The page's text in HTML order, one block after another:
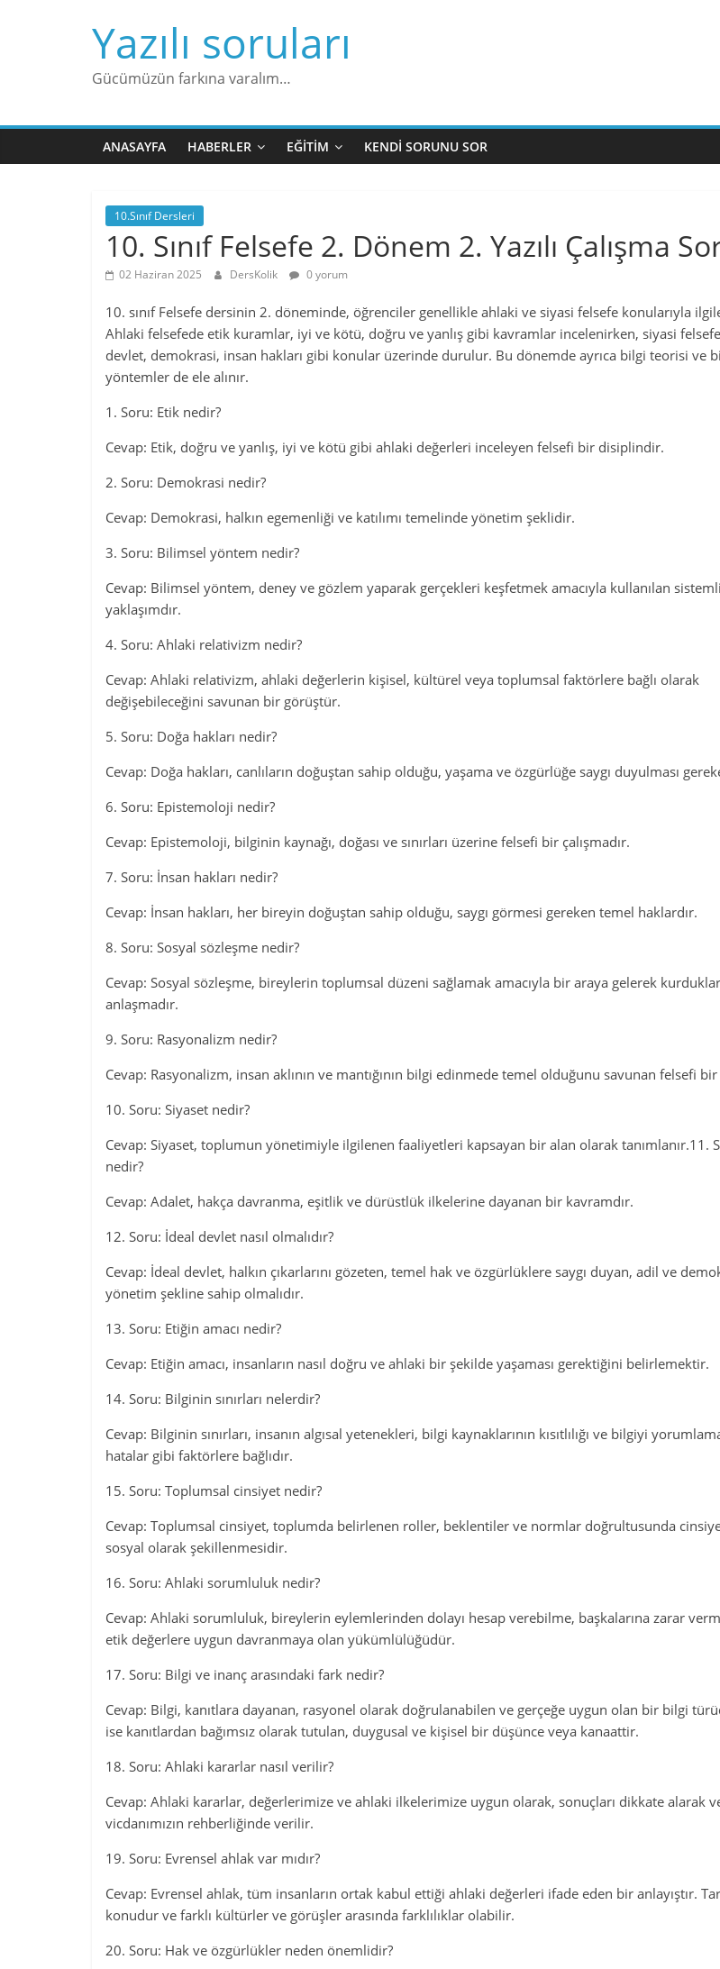
Yazılı soruları
Gücümüzün farkına varalım…
ANASAYFA HABERLER EĞITIM KENDI SORUNU SOR
10.Sınıf Dersleri
10. Sınıf Felsefe 2. Dönem 2. Yazılı Çalışma
02 Haziran 2025 DersKolik 0 yorum
10. sınıf Felsefe dersinin 2. döneminde, öğrenciler genellikle ahlaki ve siyasi felsefe konularıyla
Ahlaki felsefede etik kuramlar, iyi ve kötü, doğru ve yanlış gibi kavramlar incelenirken, siyasi
devlet, demokrasi, insan hakları gibi konular üzerinde durulur. Bu dönemde ayrıca bilgi teorisi ve
yöntemler de ele alınır.
1. Soru: Etik nedir?
Cevap: Etik, doğru ve yanlış, iyi ve kötü gibi ahlaki değerleri inceleyen felsefi bir disiplindir.
2. Soru: Demokrasi nedir?
Cevap: Demokrasi, halkın egemenliği ve katılımı temelinde yönetim şeklidir.
3. Soru: Bilimsel yöntem nedir?
Cevap: Bilimsel yöntem, deney ve gözlem yaparak gerçekleri keşfetmek amacıyla kullanılan
yaklaşımdır.
4. Soru: Ahlaki relativizm nedir?
Cevap: Ahlaki relativizm, ahlaki değerlerin kişisel, kültürel veya toplumsal faktörlere bağlı olarak
değişebileceğini savunan bir görüştür.
5. Soru: Doğa hakları nedir?
Cevap: Doğa hakları, canlıların doğuştan sahip olduğu, yaşama ve özgürlüğe saygı duyulması
6. Soru: Epistemoloji nedir?
Cevap: Epistemoloji, bilginin kaynağı, doğası ve sınırları üzerine felsefi bir çalışmadır.
7. Soru: İnsan hakları nedir?
Cevap: İnsan hakları, her bireyin doğuştan sahip olduğu, saygı görmesi gereken temel haklardır.
8. Soru: Sosyal sözleşme nedir?
Cevap: Sosyal sözleşme, bireylerin toplumsal düzeni sağlamak amacıyla bir araya gelerek
anlaşmadır.
9. Soru: Rasyonalizm nedir?
Cevap: Rasyonalizm, insan aklının ve mantığının bilgi edinmede temel olduğunu savunan felsefi
10. Soru: Siyaset nedir?
Cevap: Siyaset, toplumun yönetimiyle ilgilenen faaliyetleri kapsayan bir alan olarak tanımlanır.11.
nedir?
Cevap: Adalet, hakça davranma, eşitlik ve dürüstlük ilkelerine dayanan bir kavramdır.
12. Soru: İdeal devlet nasıl olmalıdır?
Cevap: İdeal devlet, halkın çıkarlarını gözeten, temel hak ve özgürlüklere saygı duyan, adil ve
yönetim şekline sahip olmalıdır.
13. Soru: Etiğin amacı nedir?
Cevap: Etiğin amacı, insanların nasıl doğru ve ahlaki bir şekilde yaşaması gerektiğini belirlemektir.
14. Soru: Bilginin sınırları nelerdir?
Cevap: Bilginin sınırları, insanın algısal yetenekleri, bilgi kaynaklarının kısıtlılığı ve bilgiyi
hatalar gibi faktörlere bağlıdır.
15. Soru: Toplumsal cinsiyet nedir?
Cevap: Toplumsal cinsiyet, toplumda belirlenen roller, beklentiler ve normlar doğrultusunda
sosyal olarak şekillenmesidir.
16. Soru: Ahlaki sorumluluk nedir?
Cevap: Ahlaki sorumluluk, bireylerin eylemlerinden dolayı hesap verebilme, başkalarına zarar
etik değerlere uygun davranmaya olan yükümlülüğüdür.
17. Soru: Bilgi ve inanç arasındaki fark nedir?
Cevap: Bilgi, kanıtlara dayanan, rasyonel olarak doğrulanabilen ve gerçeğe uygun olan bir bilgi
ise kanıtlardan bağımsız olarak tutulan, duygusal ve kişisel bir düşünce veya kanaattir.
18. Soru: Ahlaki kararlar nasıl verilir?
Cevap: Ahlaki kararlar, değerlerimize ve ahlaki ilkelerimize uygun olarak, sonuçları dikkate alarak
vicdanımızın rehberliğinde verilir.
19. Soru: Evrensel ahlak var mıdır?
Cevap: Evrensel ahlak, tüm insanların ortak kabul ettiği ahlaki değerleri ifade eden bir anlayıştır.
konudur ve farklı kültürler ve görüşler arasında farklılıklar olabilir.
20. Soru: Hak ve özgürlükler neden önemlidir?